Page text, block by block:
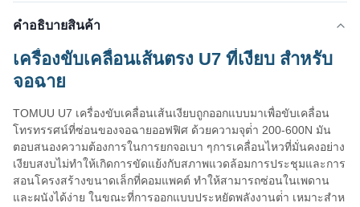
คําอธิบายสินค้า
เครื่องขับเคลื่อนเส้นตรง U7 ที่เงียบ สําหรับ
จอฉาย
TOMUU U7 เครื่องขับเคลื่อนเส้นเงียบถูกออกแบบมาเพื่อขับเคลื่อน
โทรทรรศน์ที่ซ่อนของจอฉายออฟฟิศ ด้วยความจุต่ํา 200-600N มัน
ตอบสนองความต้องการในการยกจอเบา ๆการเคลื่อนไหวที่มั่นคงอย่าง
เงียบสงบไม่ทําให้เกิดการขัดแย้งกับสภาพแวดล้อมการประชุมและการ
สอนโครงสร้างขนาดเล็กที่คอมแพคต์ ทําให้สามารถซ่อนในเพดาน
และผนังได้ง่าย ในขณะที่การออกแบบประหยัดพลังงานต่ํา เหมาะสําห